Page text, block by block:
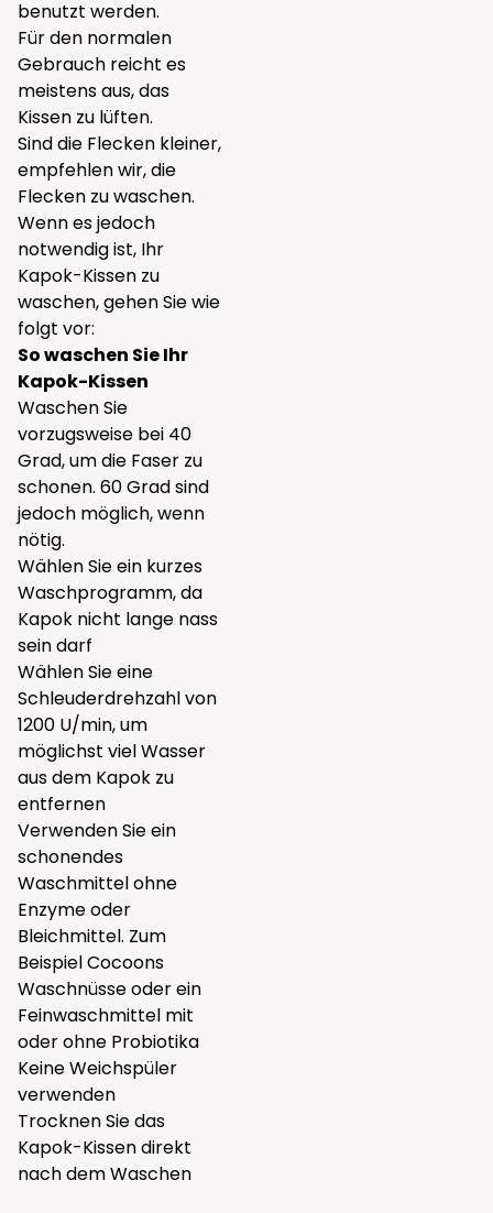
benutzt werden.
Für den normalen
Gebrauch reicht es
meistens aus, das
Kissen zu lüften.
Sind die Flecken kleiner,
empfehlen wir, die
Flecken zu waschen.
Wenn es jedoch
notwendig ist, Ihr
Kapok-Kissen zu
waschen, gehen Sie wie
folgt vor:
So waschen Sie Ihr
Kapok-Kissen
Waschen Sie
vorzugsweise bei 40
Grad, um die Faser zu
schonen. 60 Grad sind
jedoch möglich, wenn
nötig.
Wählen Sie ein kurzes
Waschprogramm, da
Kapok nicht lange nass
sein darf
Wählen Sie eine
Schleuderdrehzahl von
1200 U/min, um
möglichst viel Wasser
aus dem Kapok zu
entfernen
Verwenden Sie ein
schonendes
Waschmittel ohne
Enzyme oder
Bleichmittel. Zum
Beispiel Cocoons
Waschnüsseoder ein
Feinwaschmittel mit
oder ohne Probiotika
Keine Weichspüler
verwenden
Trocknen Sie das
Kapok-Kissen direkt
nach dem Waschen